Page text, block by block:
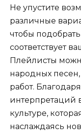
Не упустите
различные
чтобы
соответствует
Плейлисты
народных песен,
работ.
интерпретаций
культуре,
наслаждаясь